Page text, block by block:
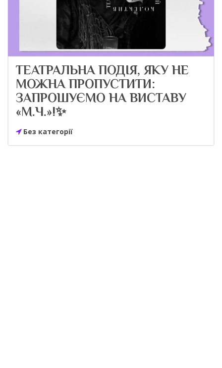
ТЕАТРАЛЬНА ПОДІЯ, ЯКУ НЕ
МОЖНА ПРОПУСТИТИ:
ЗАПРОШУЄМО НА ВИСТАВУ
«М.Ч.»!✨
Без категорії